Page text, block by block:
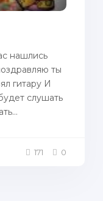
нашлись
ты
гитару И
слушать
171 0